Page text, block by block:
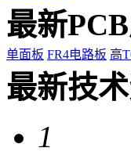
最新
单面板 FR4电路板 高
最新技
1